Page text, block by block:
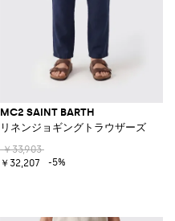
MC2 SAINT BARTH
リネンジョギングトラウザーズ
￥33,903
￥32,207
-5%